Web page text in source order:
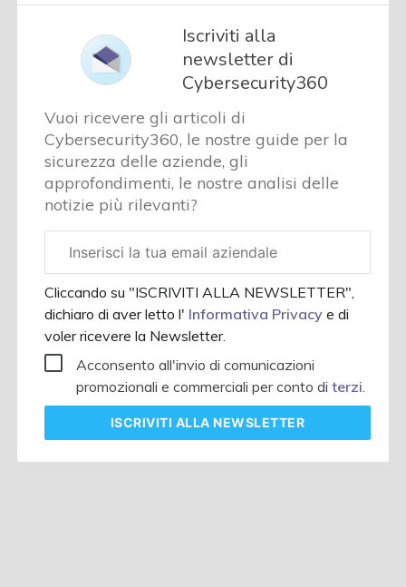
Iscriviti alla
newsletter di
Cybersecurity360
Vuoi ricevere gli articoli di
Cybersecurity360, le nostre guide per la
sicurezza delle aziende, gli
approfondimenti, le nostre analisi delle
notizie più rilevanti?
aziendale
Cliccando su "ISCRIVITI ALLA NEWSLETTER",
dichiaro di aver letto l' Informativa Privacye di
voler ricevere la Newsletter.
Acconsento all'invio di comunicazioni
promozionali e commerciali per conto diterzi.
ISCRIVITI ALLA NEWSLETTER